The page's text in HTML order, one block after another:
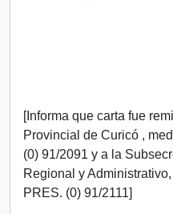
[Informa que carta fue
Provincial de Curicó ,
(0) 91/2091 y a la
Regional y
PRES. (0) 91/2111]